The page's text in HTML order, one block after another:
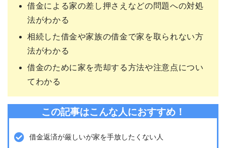
借金による家の差し押さえなどの問題への対処
法がわかる
相続した借金や家族の借金で家を取られない方
法がわかる
借金のために家を売却する方法や注意点につい
てわかる
この記事はこんな人におすすめ！
借金返済が厳しいが家を手放したくない人